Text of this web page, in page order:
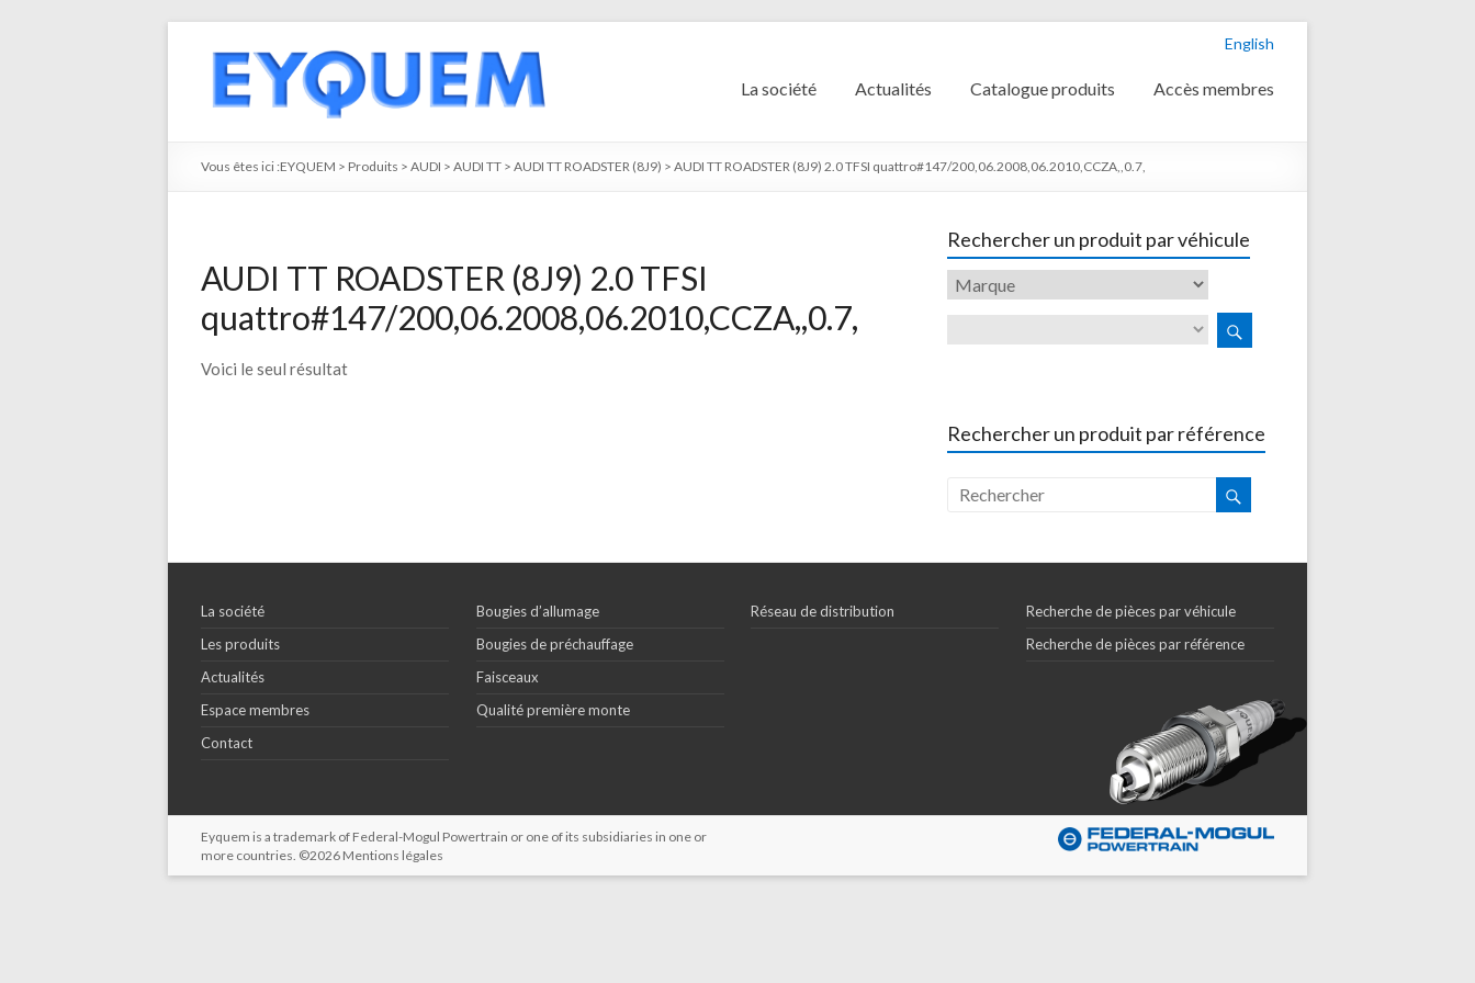
English
La société Actualités Catalogue produits Accès membres
Vous êtes ici :EYQUEM > Produits > AUDI > AUDI TT > AUDI TT ROADSTER (8J9) > AUDI TT ROADSTER (8J9) 2.0 TFSI quattro#147/200,06.2008,06.2010,CCZA,,0.7,
AUDI TT ROADSTER (8J9) 2.0 TFSI
quattro#147/200,06.2008,06.2010,CCZA,,0.7,
Voici le seul résultat
Rechercher un produit par véhicule
Rechercher un produit par référence
La société
Les produits
Actualités
Espace membres
Contact
Bougies d’allumage
Bougies de préchauffage
Faisceaux
Qualité première monte
Réseau de distribution
Recherche de pièces par véhicule
Recherche de pièces par référence
Eyquem is a trademark of Federal-Mogul Powertrain or one of its subsidiaries in one or
more countries. ©2026 Mentions légales